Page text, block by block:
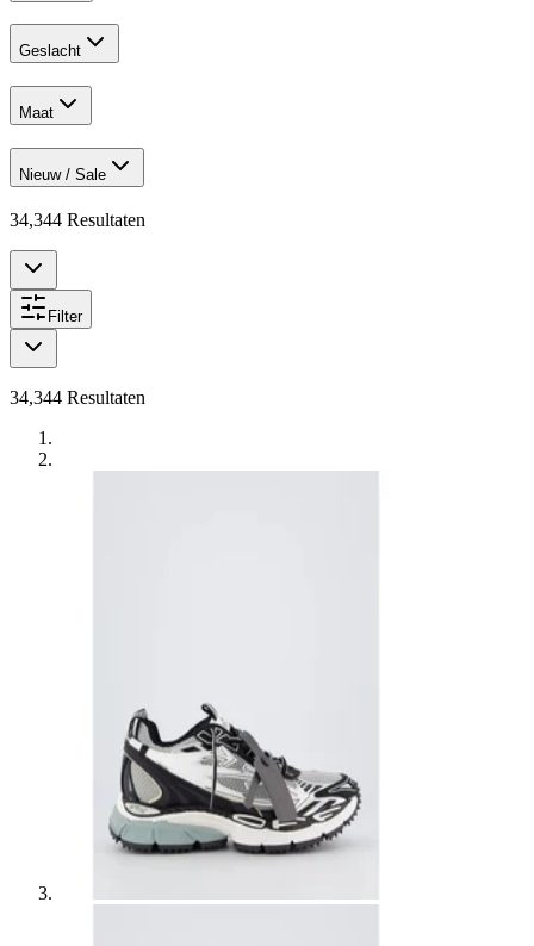
Geslacht
Maat
Nieuw / Sale
34,344 Resultaten
Filter
34,344 Resultaten